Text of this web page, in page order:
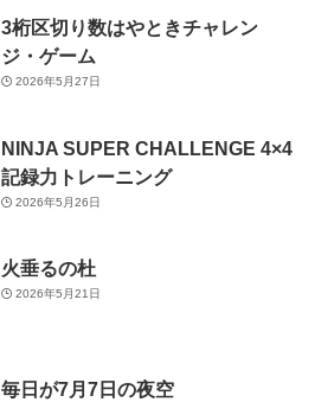
3桁区切り数はやときチャレン
ジ・ゲーム
2026年5月27日
NINJA SUPER CHALLENGE 4×4
記録力トレーニング
2026年5月26日
火垂るの杜
2026年5月21日
毎日が7月7日の夜空